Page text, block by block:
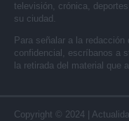
televisión, crónica,
su ciudad.
Para señalar a la redacción
confidencial, escríbanos a
la retirada del material que
Copyright © 2024 |